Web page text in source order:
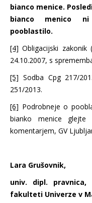
bianco menice.
bianco menico ni
pooblastilo.
[4] Obligacijski
24.10.2007, s
[5] Sodba Cpg 217/
251/2013.
[6] Podrobneje o
bianko menice
komentarjem, GV
Lara Grušovnik,
univ. dipl.
fakulteti Univerze v